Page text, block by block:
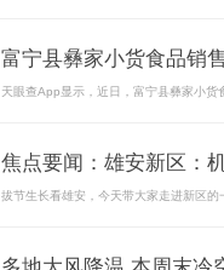
富宁县彝家小货食品销
天眼查App显示，近日，富宁县彝家小货
焦点要闻：雄安新区：
拔节生长看雄安，今天带大家走进新区的